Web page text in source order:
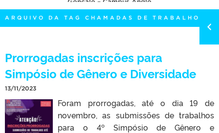
PORTARIAS
TELEFONES
Gonçalo – Campus Anglo
ARQUIVO DA TAG CHAMADAS DE TRABALHOS
Prorrogadas inscrições para
Simpósio de Gênero e Diversidade
13/11/2023
Foram prorrogadas, até o dia 19 de
novembro, as submissões de trabalhos
para o 4º Simpósio de Gênero e